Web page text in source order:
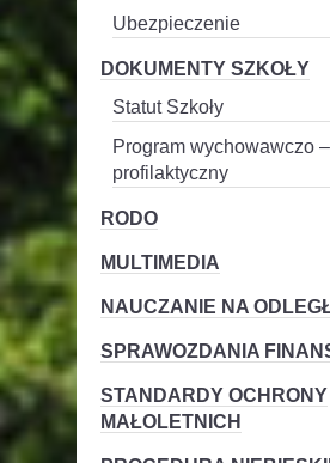
Ubezpieczenie
DOKUMENTY SZKOŁY
Statut Szkoły
Program wychowawczo –
profilaktyczny
RODO
MULTIMEDIA
NAUCZANIE NA
SPRAWOZDANIA
STANDARDY OCHRONY
MAŁOLETNICH